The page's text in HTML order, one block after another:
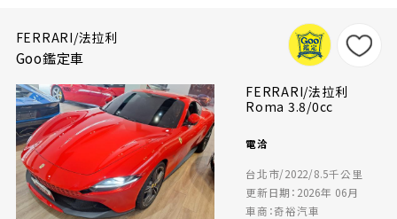
FERRARI/法拉利
Goo鑑定車
FERRARI/法拉利
Roma 3.8/0cc
電洽
台北市/2022/8.5千公里
更新日期：2026年 06月
車商：奇裕汽車